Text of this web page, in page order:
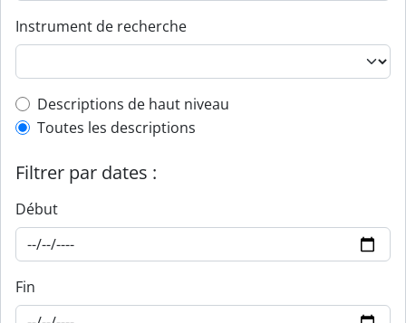
Instrument de recherche
Top-level description filter
Descriptions de haut niveau
Toutes les descriptions
Filtrer par dates :
Début
Fin